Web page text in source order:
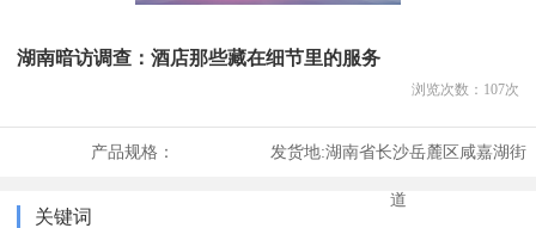
湖南暗访调查：酒店那些藏在细节里的服务
浏览次数： 107次
产品规格： 发货地:湖南省长沙岳麓区咸嘉湖街
道
关键词